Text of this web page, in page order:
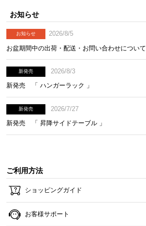
お知らせ
お知らせ
2026/8/5
お盆期間中の出荷・配送・お問い合わせについて
新発売
2026/8/3
新発売 「 ハンガーラック 」
新発売
2026/7/27
新発売 「 昇降サイドテーブル 」
ご利用方法
ショッピングガイド
お客様サポート